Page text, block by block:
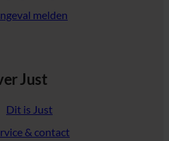
melden
Just
Dit is Just
& contact